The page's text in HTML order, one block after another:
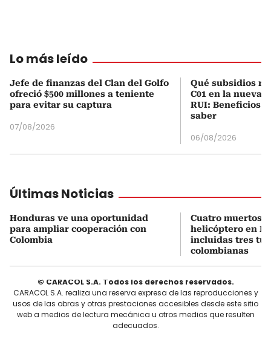
Lo más leído
Jefe de finanzas del Clan del Golfo
ofreció $500 millones a teniente
para evitar su captura
07/08/2026
Qué subsidios
C01 en la nueva
RUI: Beneficios
saber
06/08/2026
Últimas Noticias
Honduras ve una oportunidad
para ampliar cooperación con
Colombia
Cuatro muertos
helicóptero en
incluidas tres
colombianas
© CARACOL S.A. Todos los derechos reservados.
CARACOL S.A. realiza una reserva expresa de las reproducciones y
usos de las obras y otras prestaciones accesibles desde este sitio
web a medios de lectura mecánica u otros medios que resulten
adecuados.